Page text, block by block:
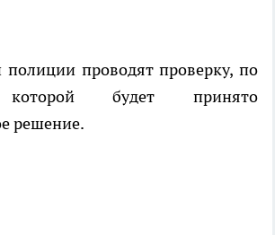
полиции проводят проверку, по
которой будет принято
решение.